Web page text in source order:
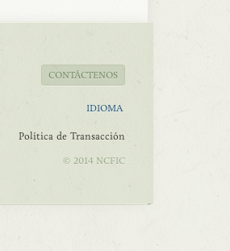
CONTÁCTENOS
IDIOMA
Política de Transacción
© 2014 NCFIC